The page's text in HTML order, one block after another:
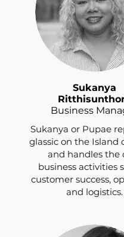
Sukanya
Business
Sukanya or Pupae
glassic on the Island
and handles the
business activities
customer success,
and logistics.